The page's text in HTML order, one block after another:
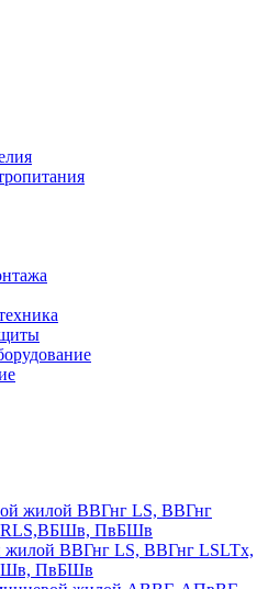
жилой ВВГнг LS, ВВГнг LSLTx,
ПвБШв